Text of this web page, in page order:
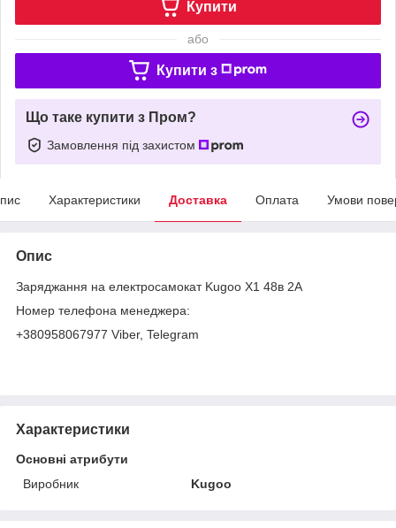
Купити
або
Купити з
Що таке купити з Пром?
Замовлення під захистом
Характеристики Доставка Оплата Умови
Опис
Заряджання на електросамокат Kugoo X1 48в 2А
Номер телефона менеджера:
+380958067977 Viber, Telegram
Характеристики
Основні атрибути
Виробник
Kugoo